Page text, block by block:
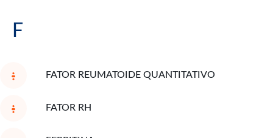
F
FATOR REUMATOIDE QUANTITATIVO
FATOR RH